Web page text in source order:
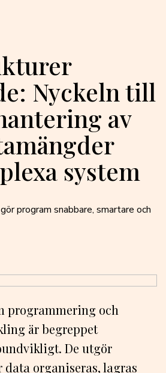
Nyckeln till
av
system
program snabbare, smartare och
programmering och
är begreppet
De utgör
organiseras, lagras